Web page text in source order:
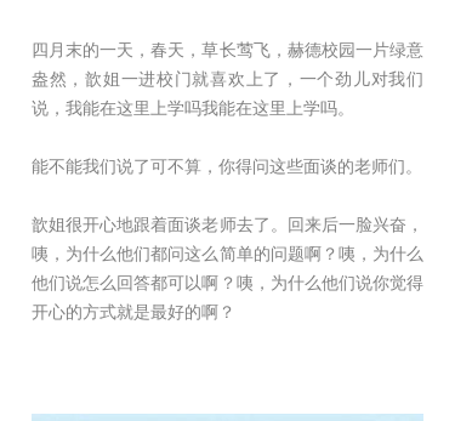
四月末的一天，春天，草长莺飞，赫德校园一片绿意
盎然，歆姐一进校门就喜欢上了，一个劲儿对我们
说，我能在这里上学吗我能在这里上学吗。
能不能我们说了可不算，你得问这些面谈的老师们。
歆姐很开心地跟着面谈老师去了。回来后一脸兴奋，
咦，为什么他们都问这么简单的问题啊？咦，为什么
他们说怎么回答都可以啊？咦，为什么他们说你觉得
开心的方式就是最好的啊？